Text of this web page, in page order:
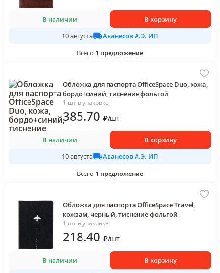
В наличии
В корзину
10 августа
Аванесов А.Э. ИП
Всего 1 предложение
Обложка для паспорта OfficeSpace Duo, кожа,
бордо+синий, тиснение фольгой
1 шт в упаковке
385.70 ₽/шт
В наличии
В корзину
10 августа
Аванесов А.Э. ИП
Всего 1 предложение
Обложка для паспорта OfficeSpace Travel,
кожзам, черный, тиснение фольгой
1 шт в упаковке
218.40 ₽/шт
В наличии
В корзину